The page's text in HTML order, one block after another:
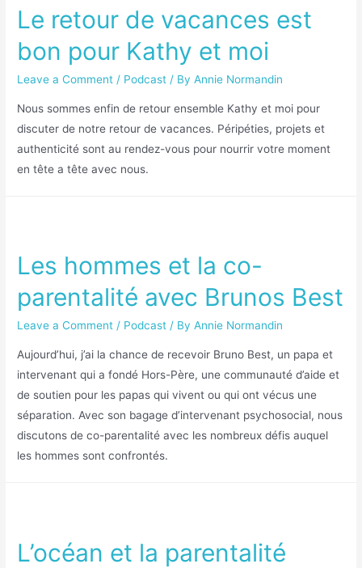
Le retour de vacances est
bon pour Kathy et moi
Leave a Comment / Podcast / ByAnnie Normandin
Nous sommes enfin de retour ensemble Kathy et moi pour
discuter de notre retour de vacances. Péripéties, projets et
authenticité sont au rendez-vous pour nourrir votre moment
en tête a tête avec nous.
Les hommes et la co-
parentalité avec Brunos Best
Leave a Comment / Podcast / ByAnnie Normandin
Aujourd’hui, j’ai la chance de recevoir Bruno Best, un papa et
intervenant qui a fondé Hors-Père, une communauté d’aide et
de soutien pour les papas qui vivent ou qui ont vécus une
séparation. Avec son bagage d’intervenant psychosocial, nous
discutons de co-parentalité avec les nombreux défis auquel
les hommes sont confrontés.
L’océan et la parentalité